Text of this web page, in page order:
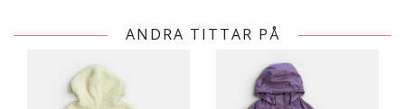
ANDRA TITTAR PÅ